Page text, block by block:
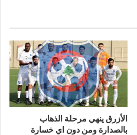
الأزرق ينهي مرحلة الذهاب
بالصدارة ومن دون اي خسارة